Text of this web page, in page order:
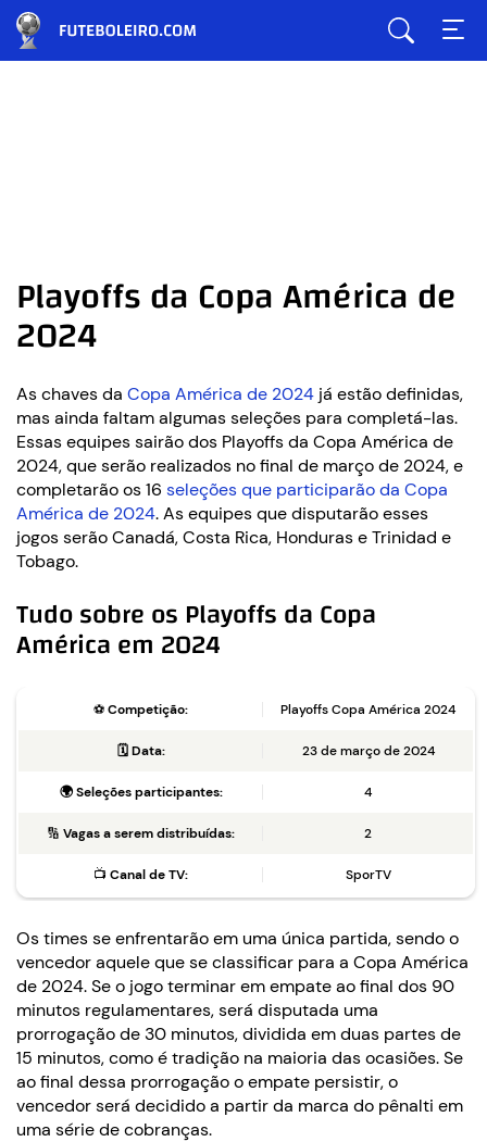
Playoffs da Copa América de
2024
As chaves da Copa América de 2024 já estão definidas,
mas ainda faltam algumas seleções para completá-las.
Essas equipes sairão dos Playoffs da Copa América de
2024, que serão realizados no final de março de 2024, e
completarão os 16 seleções que participarão da Copa
América de 2024. As equipes que disputarão esses
jogos serão Canadá, Costa Rica, Honduras e Trinidad e
Tobago.
Tudo sobre os Playoffs da Copa
América em 2024
⚽Competição: Playoffs Copa América 2024
🗓️ Data: 23 de março de 2024
🌍 Seleções participantes: 4
🔢 Vagas a serem distribuídas: 2
📺 Canal de TV: SporTV
Os times se enfrentarão em uma única partida, sendo o
vencedor aquele que se classificar para a Copa América
de 2024. Se o jogo terminar em empate ao final dos 90
minutos regulamentares, será disputada uma
prorrogação de 30 minutos, dividida em duas partes de
15 minutos, como é tradição na maioria das ocasiões. Se
ao final dessa prorrogação o empate persistir, o
vencedor será decidido a partir da marca do pênalti em
uma série de cobranças.